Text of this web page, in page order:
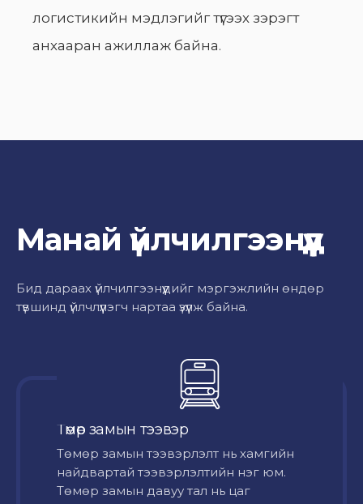
логистикийн мэдлэгийг түгээх зэрэгт
анхааран ажиллаж байна.
Манай үйлчилгээнүүд
Бид дараах үйлчилгээнүүдийг мэргэжлийн өндөр
түвшинд үйлчлүүлэгч нартаа үзүүлж байна.
Төмөр замын тээвэр
Төмөр замын тээвэрлэлт нь хамгийн
найдвартай тээвэрлэлтийн нэг юм.
Төмөр замын давуу тал нь цаг